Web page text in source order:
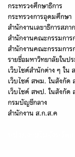
กระทรวงศึกษาธิการ
กระทรวงการอุดมศึกษา
สำนักงานเลขาธิการสภา
สำนักงานคณะกรรมการ
สำนักงานคณะกรรมกา
รายชื่อมหาวิทยาลัยในป
เว็บไซต์สำนักต่าง ๆ ใน
เว็บไซต์ สพม. ในสังกัด
เว็บไซต์ สพป. ในสังกัด
กรมบัญชีกลาง
สำนักงาน ส.ก.ส.ค